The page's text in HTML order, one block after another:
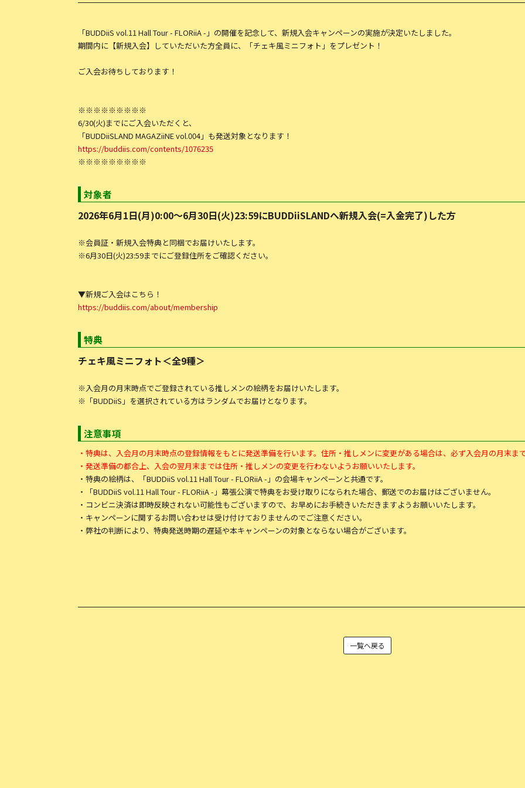
「BUDDiiS vol.11 Hall Tour - FLORiiA -」の開催を記念して、新規入会キャンペーンの実施が決定いたしました。
期間内に【新規入会】していただいた方全員に、「チェキ風ミニフォト」をプレゼント！
ご入会お待ちしております！
※※​※※​※※​※※​※
6/30(火)までにご入会いただくと、
「BUDDiiSLAND MAGAZiiNE vol.004」も発送対象となります！
https://buddiis.com/contents/1076235
※※​※※​※※​※※​※
対象者
2026年6月1日(月)0:00〜6月30日(火)23:59にBUDDiiSLANDへ新規入会(=入金完了)した方
※会員証・新規入会特典と同梱でお届けいたします。
※6月30日(火)23:59までにご登録住所をご確認ください。
▼新規ご入会はこちら！
https://buddiis.com/about/membership
特典
チェキ風ミニフォト＜全9種＞
※入会月の月末時点でご登録されている推しメンの絵柄をお届けいたします。
※「BUDDiiS」を選択されている方はランダムでお届けとなります。
注意事項
・特典は、入会月の月末時点の登録情報をもとに発送準備を行います。住所・推しメンに変更がある場合は、必ず入会月の月末ま
・発送準備の都合上、入会の翌月末までは住所・推しメンの変更を行わないようお願いいたします。
・特典の絵柄は、「BUDDiiS vol.11 Hall Tour - FLORiiA -」の会場キャンペーンと共通です。
・「BUDDiiS vol.11 Hall Tour - FLORiiA -」幕張公演で特典をお受け取りになられた場合、郵送でのお届けはございません。
・コンビニ決済は即時反映されない可能性もございますので、お早めにお手続きいただきますようお願いいたします。
・キャンペーンに関するお問い合わせは受け付けておりませんのでご注意ください。
・弊社の判断により、特典発送時期の遅延や本キャンペーンの対象とならない場合がございます。
一覧へ戻る